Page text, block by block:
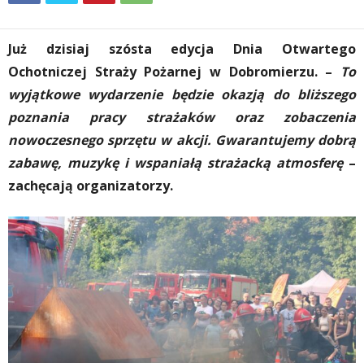
Już dzisiaj szósta edycja Dnia Otwartego
Ochotniczej Straży Pożarnej w Dobromierzu. – To
wyjątkowe wydarzenie będzie okazją do bliższego
poznania pracy strażaków oraz zobaczenia
nowoczesnego sprzętu w akcji. Gwarantujemy dobrą
zabawę, muzykę i wspaniałą strażacką atmosferę–
zachęcają organizatorzy.